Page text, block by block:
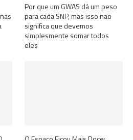
Por que um GWAS dá um peso
para cada SNP, mas isso não
significa que devemos
simplesmente somar todos
eles